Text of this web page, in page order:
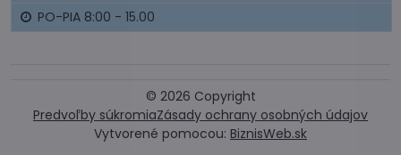
PO-PIA 8:00 - 15.00
© 2026 Copyright
Predvoľby súkromiaZásady ochrany osobných údajov
Vytvorené pomocou: BiznisWeb.sk